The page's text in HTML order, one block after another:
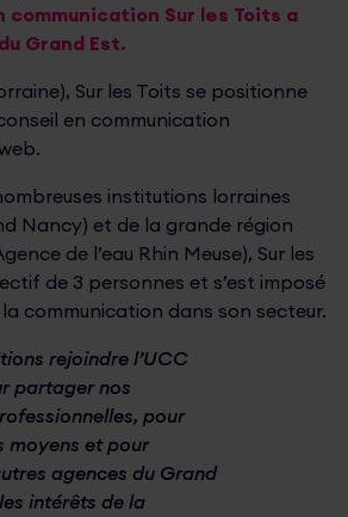
communication Sur les Toits a
Grand Est.
Sur les Toits se positionne
en communication
institutions lorraines
Nancy) et de la grande région
de l’eau Rhin Meuse), Sur les
de 3 personnes et s’est imposé
communication dans son secteur.
rejoindre l’UCC
partager nos
pour
moyens et pour
agences du Grand
intérêts de la